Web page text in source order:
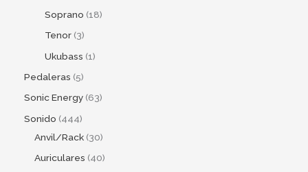
Soprano 18
Tenor 3
Ukubass 1
Pedaleras 5
Sonic Energy 63
Sonido 444
Anvil/Rack 30
Auriculares 40